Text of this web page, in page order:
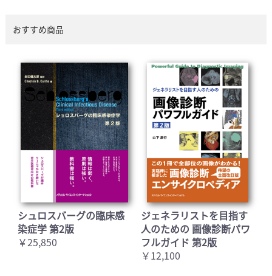
おすすめ商品
シュロスバーグの臨床感
染症学 第2版
￥25,850
ジェネラリストを目指す
人のための 画像診断パワ
フルガイド 第2版
￥12,100